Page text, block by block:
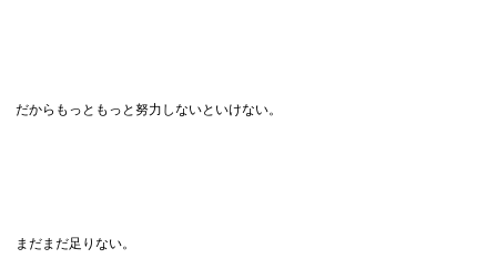
だからもっともっと努力しないといけない。
まだまだ足りない。